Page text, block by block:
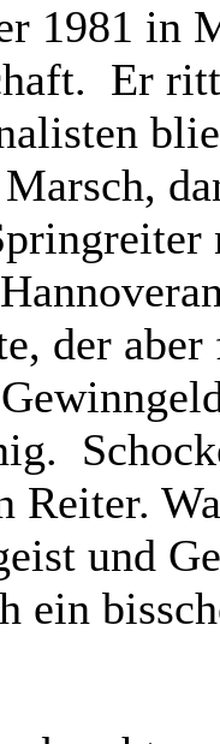
1981 in
Er
der
Reiter.
und
ein